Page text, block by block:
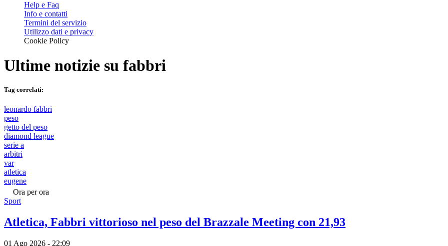
Help e Faq
Info e contatti
Termini del servizio
Utilizzo dati e privacy
Cookie Policy
Ultime notizie su fabbri
Tag correlati:
leonardo fabbri
peso
getto del peso
diamond league
serie a
arbitri
var
atletica
eugene
Ora per ora
Sport
Atletica, Fabbri vittorioso nel peso del Brazzale Meeting con 21,93
01 Ago 2026 - 22:09